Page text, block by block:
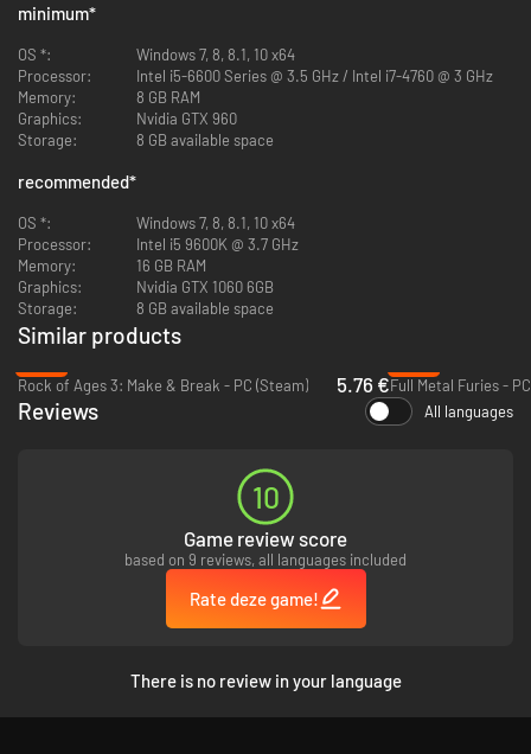
geavanceerde upgrades en nieuwe outfits waarmee je nieuwe manieren
om te spelen ontgrendelt.
Er breken heel wat branden uit! Speel in je eentje of sluit je aan bij een
team brandblussers van maximaal 4 spelers online, met een dynamische
moeilijkheidsgraad die zich aanpast aan de grootte van je team.
minimum*
OS *:
Windows 7, 8, 8.1, 10 x64
Processor:
Intel i5-6600 Series @ 3.5 GHz / Intel i7-4760 @ 3 GHz
Memory:
8 GB RAM
Graphics:
Nvidia GTX 960
Storage:
8 GB available space
recommended*
OS *:
Windows 7, 8, 8.1, 10 x64
Processor:
Intel i5 9600K @ 3.7 GHz
Memory:
16 GB RAM
Graphics:
Nvidia GTX 1060 6GB
Storage:
8 GB available space
Similar products
Rock of Ages 3: Make & Break - PC (Steam)
5.76 €Full Metal Furies -
Reviews All languages
10
Game review score
based on 9 reviews, all languages included
Rate deze game!
There is no review in your language